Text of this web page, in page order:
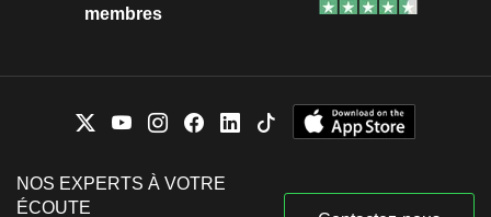
membres
NOS EXPERTS À VOTRE
ÉCOUTE